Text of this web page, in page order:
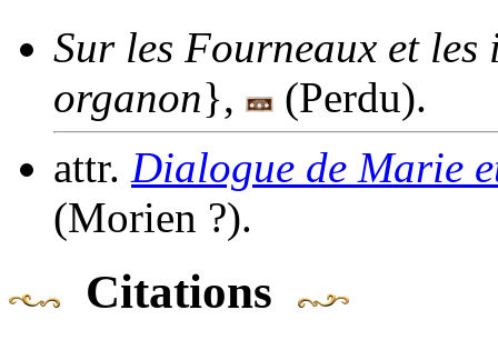
Sur les Fourneaux et les
organon},
(Perdu).
attr. Dialogue de Marie
(Morien ?).
Citations